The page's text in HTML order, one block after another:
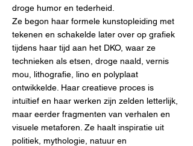
droge humor en tederheid.
Ze begon haar formele kunstopleiding met
tekenen en schakelde later over op grafiek
tijdens haar tijd aan het DKO, waar ze
technieken als etsen, droge naald, vernis
mou, lithografie, lino en polyplaat
ontwikkelde. Haar creatieve proces is
intuïtief en haar werken zijn zelden letterlijk,
maar eerder fragmenten van verhalen en
visuele metaforen. Ze haalt inspiratie uit
politiek, mythologie, natuur en